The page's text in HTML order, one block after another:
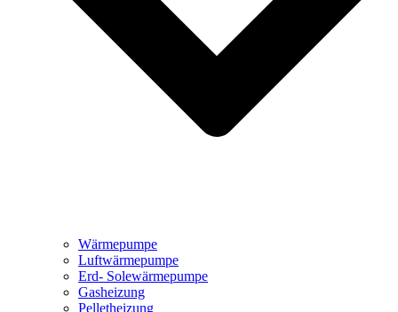
Wärmepumpe
Luftwärmepumpe
Erd- Solewärmepumpe
Gasheizung
Pelletheizung